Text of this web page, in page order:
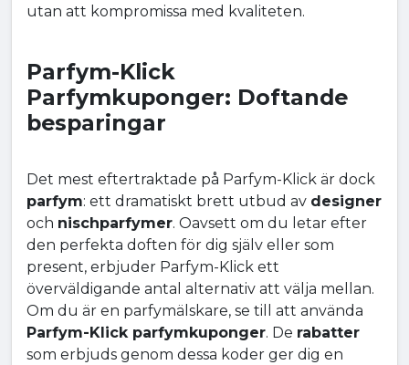
utan att kompromissa med kvaliteten.
Parfym-Klick
Parfymkuponger: Doftande
besparingar
Det mest eftertraktade på Parfym-Klick är dock
parfym: ett dramatiskt brett utbud av designer
och nischparfymer. Oavsett om du letar efter
den perfekta doften för dig själv eller som
present, erbjuder Parfym-Klick ett
överväldigande antal alternativ att välja mellan.
Om du är en parfymälskare, se till att använda
Parfym-Klick parfymkuponger. De rabatter
som erbjuds genom dessa koder ger dig en